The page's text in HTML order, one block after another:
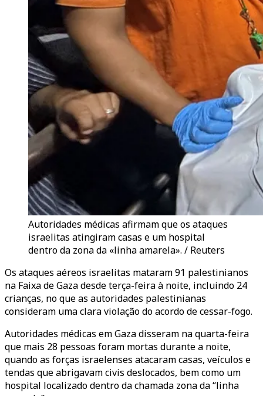
Autoridades médicas afirmam que os ataques
israelitas atingiram casas e um hospital
dentro da zona da «linha amarela». / Reuters
Os ataques aéreos israelitas mataram 91 palestinianos
na Faixa de Gaza desde terça-feira à noite, incluindo 24
crianças, no que as autoridades palestinianas
consideram uma clara violação do acordo de cessar-fogo.
Autoridades médicas em Gaza disseram na quarta-feira
que mais 28 pessoas foram mortas durante a noite,
quando as forças israelenses atacaram casas, veículos e
tendas que abrigavam civis deslocados, bem como um
hospital localizado dentro da chamada zona da “linha